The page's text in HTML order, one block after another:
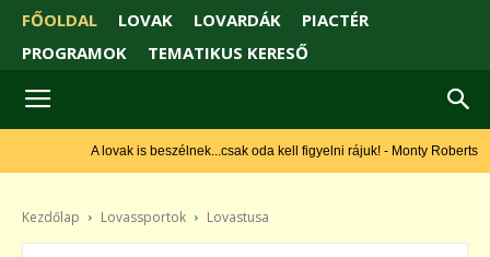
FŐOLDAL LOVAK LOVARDÁK
PIACTÉR
PROGRAMOK
TEMATIKUS KERESŐ
A lovak is beszélnek...csak oda kell figyelni rájuk! - Monty Roberts
Kezdőlap Lovassportok Lovastusa